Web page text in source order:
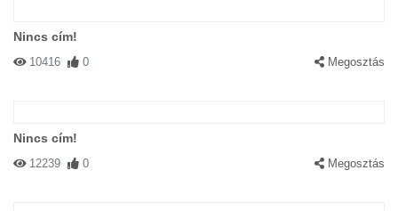
Nincs cím!
10416 0 Megosztás
Nincs cím!
12239 0 Megosztás